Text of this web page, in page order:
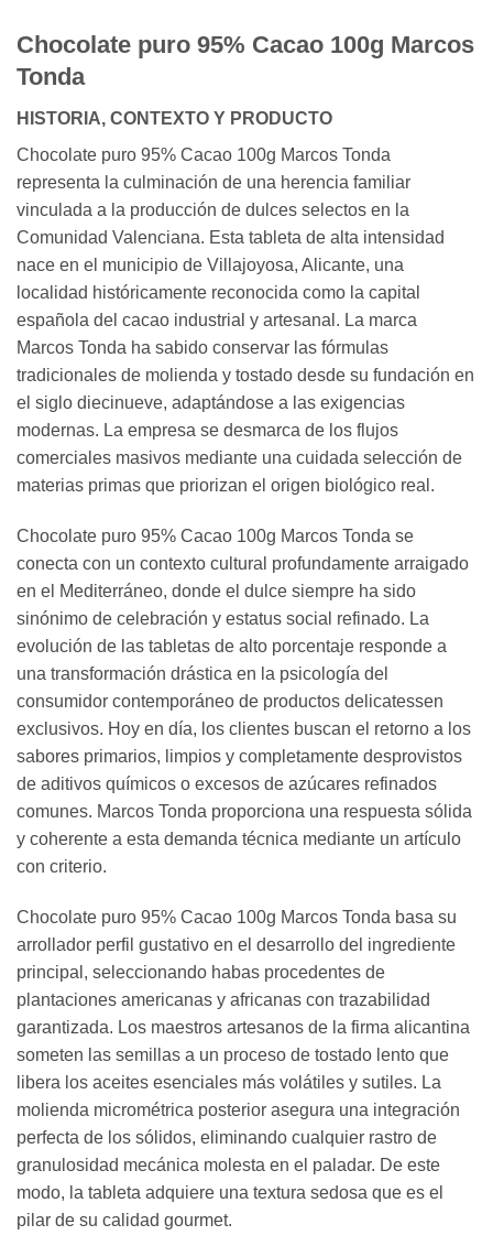
Chocolate puro 95% Cacao 100g Marcos
Tonda
HISTORIA, CONTEXTO Y PRODUCTO
Chocolate puro 95% Cacao 100g Marcos Tonda
representa la culminación de una herencia familiar
vinculada a la producción de dulces selectos en la
Comunidad Valenciana. Esta tableta de alta intensidad
nace en el municipio de Villajoyosa, Alicante, una
localidad históricamente reconocida como la capital
española del cacao industrial y artesanal. La marca
Marcos Tonda ha sabido conservar las fórmulas
tradicionales de molienda y tostado desde su fundación en
el siglo diecinueve, adaptándose a las exigencias
modernas. La empresa se desmarca de los flujos
comerciales masivos mediante una cuidada selección de
materias primas que priorizan el origen biológico real.
Chocolate puro 95% Cacao 100g Marcos Tonda se
conecta con un contexto cultural profundamente arraigado
en el Mediterráneo, donde el dulce siempre ha sido
sinónimo de celebración y estatus social refinado. La
evolución de las tabletas de alto porcentaje responde a
una transformación drástica en la psicología del
consumidor contemporáneo de productos delicatessen
exclusivos. Hoy en día, los clientes buscan el retorno a los
sabores primarios, limpios y completamente desprovistos
de aditivos químicos o excesos de azúcares refinados
comunes. Marcos Tonda proporciona una respuesta sólida
y coherente a esta demanda técnica mediante un artículo
con criterio.
Chocolate puro 95% Cacao 100g Marcos Tonda basa su
arrollador perfil gustativo en el desarrollo del ingrediente
principal, seleccionando habas procedentes de
plantaciones americanas y africanas con trazabilidad
garantizada. Los maestros artesanos de la firma alicantina
someten las semillas a un proceso de tostado lento que
libera los aceites esenciales más volátiles y sutiles. La
molienda micrométrica posterior asegura una integración
perfecta de los sólidos, eliminando cualquier rastro de
granulosidad mecánica molesta en el paladar. De este
modo, la tableta adquiere una textura sedosa que es el
pilar de su calidad gourmet.